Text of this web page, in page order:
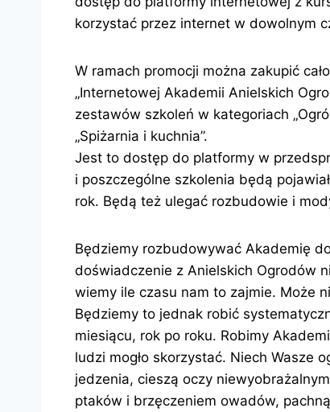
korzystać przez internet w dowolnym
W ramach promocji można zakupić
„Internetowej Akademii Anielskich
zestawów szkoleń w kategoriach
„Spiżarnia i kuchnia”.
Jest to dostęp do platformy w
i poszczególne szkolenia będą
rok. Będą też ulegać rozbudowie i
Będziemy rozbudowywać Akademię
doświadczenie z Anielskich Ogrodów
wiemy ile czasu nam to zajmie. Może
Będziemy to jednak robić
miesiącu, rok po roku. Robimy
ludzi mogło skorzystać. Niech Wasze
jedzenia, cieszą oczy
ptaków i brzęczeniem owadów,